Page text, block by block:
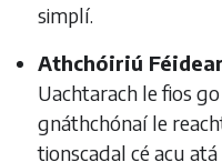
simplí.
Athchóiriú
Uachtarach le fios
gnáthchónaí le
tionscadal cé acu